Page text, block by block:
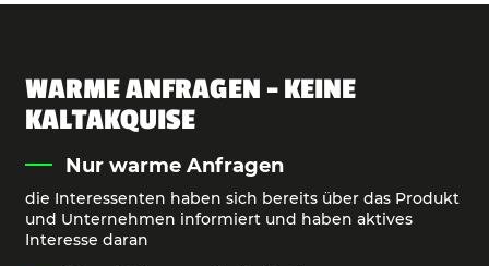
WARME ANFRAGEN - KEINE
KALTAKQUISE
Nur warme Anfragen
die Interessenten haben sich bereits über das Produkt
und Unternehmen informiert und haben aktives
Interesse daran